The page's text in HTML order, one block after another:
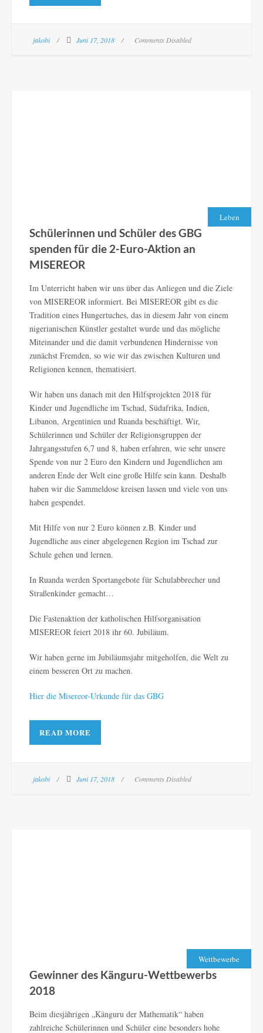
jakobi Juni 17, 2018 Comments Disabled
Leben
Schülerinnen und Schüler des GBG
spenden für die 2-Euro-Aktion an
MISEREOR
Im Unterricht haben wir uns über das Anliegen und die Ziele
von MISEREOR informiert. Bei MISEREOR gibt es die
Tradition eines Hungertuches, das in diesem Jahr von einem
nigerianischen Künstler gestaltet wurde und das mögliche
Miteinander und die damit verbundenen Hindernisse von
zunächst Fremden, so wie wir das zwischen Kulturen und
Religionen kennen, thematisiert.
Wir haben uns danach mit den Hilfsprojekten 2018 für
Kinder und Jugendliche im Tschad, Südafrika, Indien,
Libanon, Argentinien und Ruanda beschäftigt. Wir,
Schülerinnen und Schüler der Religionsgruppen der
Jahrgangsstufen 6,7 und 8, haben erfahren, wie sehr unsere
Spende von nur 2 Euro den Kindern und Jugendlichen am
anderen Ende der Welt eine große Hilfe sein kann. Deshalb
haben wir die Sammeldose kreisen lassen und viele von uns
haben gespendet.
Mit Hilfe von nur 2 Euro können z.B. Kinder und
Jugendliche aus einer abgelegenen Region im Tschad zur
Schule gehen und lernen.
In Ruanda werden Sportangebote für Schulabbrecher und
Straßenkinder gemacht…
Die Fastenaktion der katholischen Hilfsorganisation
MISEREOR feiert 2018 ihr 60. Jubiläum.
Wir haben gerne im Jubiläumsjahr mitgeholfen, die Welt zu
einem besseren Ort zu machen.
Hier die Misereor-Urkunde für das GBG
READ MORE
jakobi Juni 17, 2018 Comments Disabled
Wettbewerbe
Gewinner des Känguru-Wettbewerbs
2018
Beim diesjährigen „Känguru der Mathematik“ haben
zahlreiche Schülerinnen und Schüler eine besonders hohe